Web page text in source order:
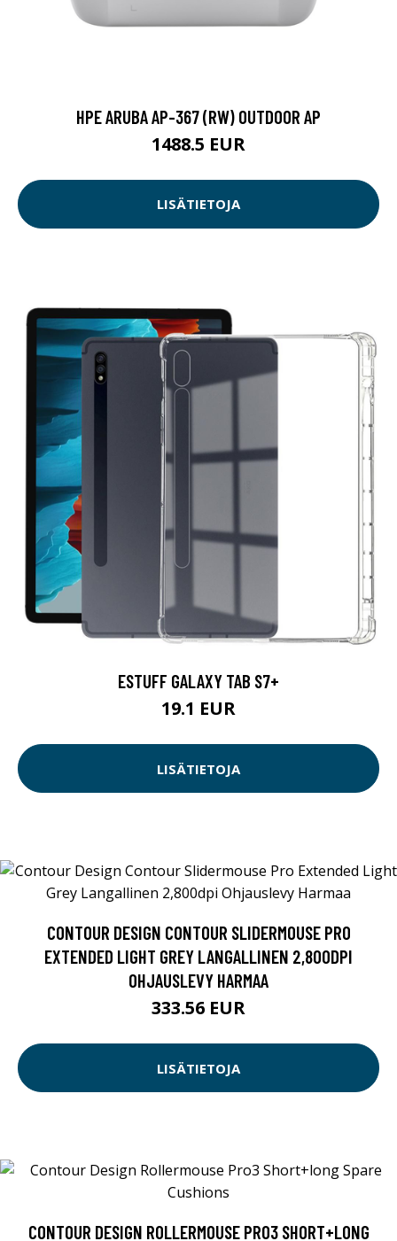
HPE ARUBA AP-367 (RW) OUTDOOR AP
1488.5 EUR
LISÄTIETOJA
ESTUFF GALAXY TAB S7+
19.1 EUR
LISÄTIETOJA
CONTOUR DESIGN CONTOUR SLIDERMOUSE PRO
EXTENDED LIGHT GREY LANGALLINEN 2,800DPI
OHJAUSLEVY HARMAA
333.56 EUR
LISÄTIETOJA
CONTOUR DESIGN ROLLERMOUSE PRO3 SHORT+LONG